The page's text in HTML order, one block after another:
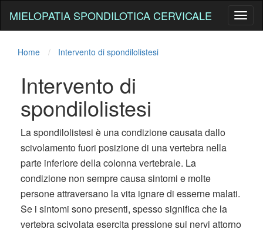
MIELOPATIA SPONDILOTICA CERVICALE
Home Intervento di spondilolistesi
Intervento di
spondilolistesi
La spondilolistesi è una condizione causata dallo
scivolamento fuori posizione di una vertebra nella
parte inferiore della colonna vertebrale. La
condizione non sempre causa sintomi e molte
persone attraversano la vita ignare di esserne malati.
Se i sintomi sono presenti, spesso significa che la
vertebra scivolata esercita pressione sui nervi attorno